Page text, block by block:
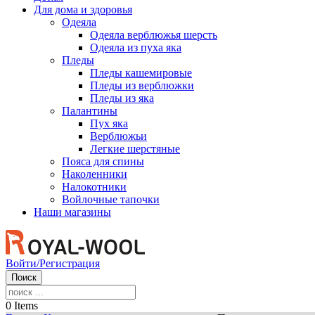
Для дома и здоровья
Одеяла
Одеяла верблюжья шерсть
Одеяла из пуха яка
Пледы
Пледы кашемировые
Пледы из верблюжки
Пледы из яка
Палантины
Пух яка
Верблюжьи
Легкие шерстяные
Пояса для спины
Наколенники
Налокотники
Войлочные тапочки
Наши магазины
Войти/Регистрация
Поиск
0 Items